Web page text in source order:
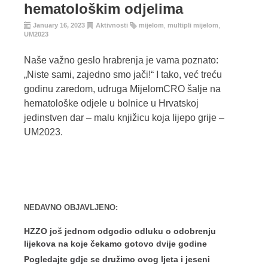
hematološkim odjelima
January 16, 2023 Aktivnosti mijelom multipli mijelom
UM2023
Naše važno geslo hrabrenja je vama poznato:
„Niste sami, zajedno smo jači!“ I tako, već treću
godinu zaredom, udruga MijelomCRO šalje na
hematološke odjele u bolnice u Hrvatskoj
jedinstven dar – malu knjižicu koja lijepo grije –
UM2023.
NEDAVNO OBJAVLJENO:
HZZO još jednom odgodio odluku o odobrenju
lijekova na koje čekamo gotovo dvije godine
Pogledajte gdje se družimo ovog ljeta i jeseni